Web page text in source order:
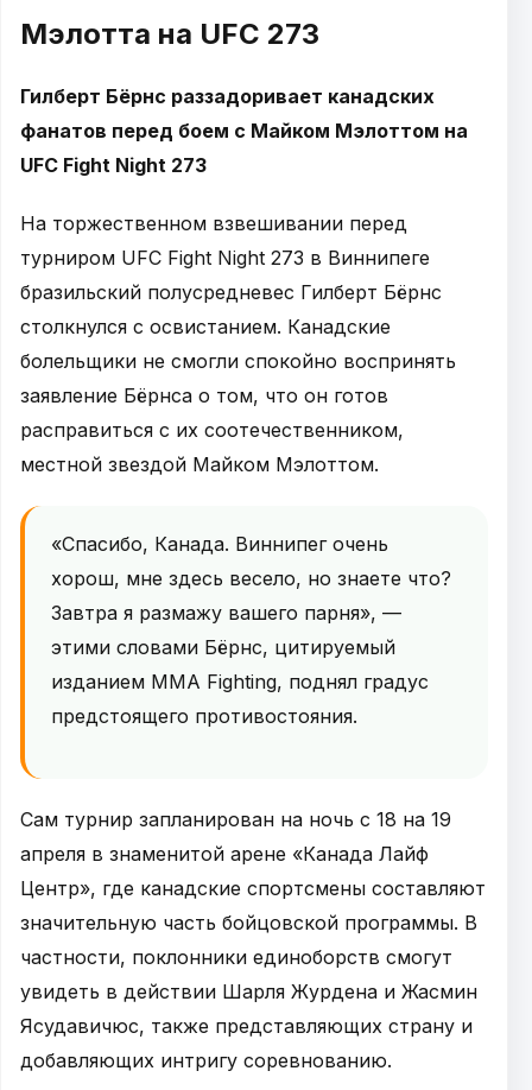
Мэлотта на UFC 273
Гилберт Бёрнс раззадоривает канадских
фанатов перед боем с Майком Мэлоттом на
UFC Fight Night 273
На торжественном взвешивании перед
турниром UFC Fight Night 273 в Виннипеге
бразильский полусредневес Гилберт Бёрнс
столкнулся с освистанием. Канадские
болельщики не смогли спокойно воспринять
заявление Бёрнса о том, что он готов
расправиться с их соотечественником,
местной звездой Майком Мэлоттом.
«Спасибо, Канада. Виннипег очень
хорош, мне здесь весело, но знаете что?
Завтра я размажу вашего парня», —
этими словами Бёрнс, цитируемый
изданием MMA Fighting, поднял градус
предстоящего противостояния.
Сам турнир запланирован на ночь с 18 на 19
апреля в знаменитой арене «Канада Лайф
Центр», где канадские спортсмены составляют
значительную часть бойцовской программы. В
частности, поклонники единоборств смогут
увидеть в действии Шарля Журдена и Жасмин
Ясудавичюс, также представляющих страну и
добавляющих интригу соревнованию.